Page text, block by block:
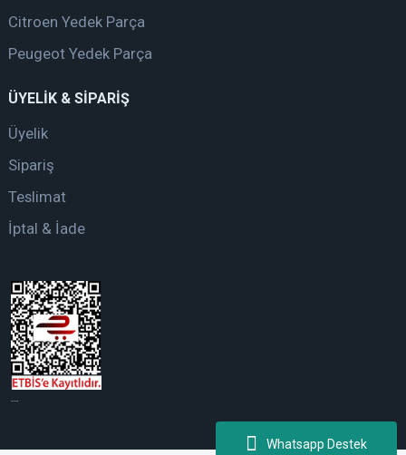
Whatsapp Destek
Citroen Yedek Parça
Peugeot Yedek Parça
ÜYELİK & SİPARİŞ
Üyelik
Sipariş
Teslimat
İptal & İade